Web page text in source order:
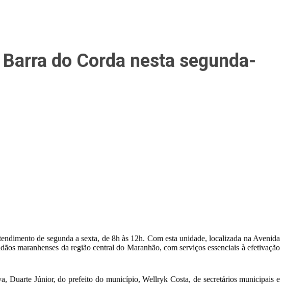
do Corda nesta segunda-
de segunda a sexta, de 8h às 12h. Com esta unidade, localizada na Avenida
maranhenses da região central do Maranhão, com serviços essenciais à efetivação
Duarte Júnior, do prefeito do município, Wellryk Costa, de secretários municipais e